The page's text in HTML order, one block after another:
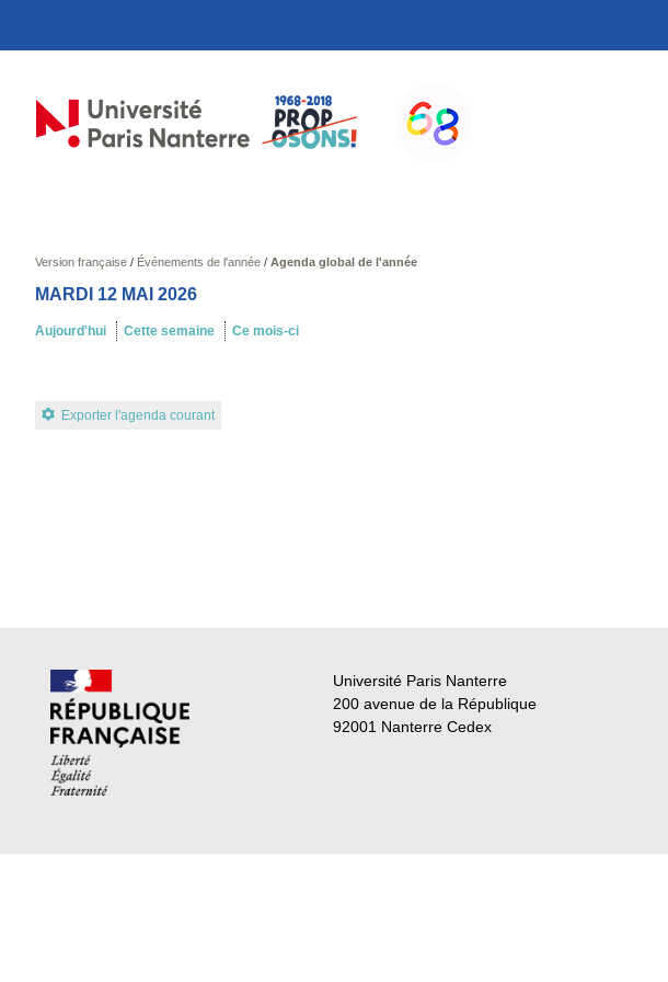
Version française/ Événements de l'année/ Agenda global de l'année
MARDI 12 MAI 2026
Aujourd'hui Cette semaine Ce mois-ci
Exporter l'agenda courant
Université Paris Nanterre
200 avenue de la République
92001 Nanterre Cedex